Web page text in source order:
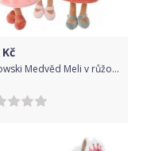
Kč
Bukowski Medvěd Meli v růžových šatičkách